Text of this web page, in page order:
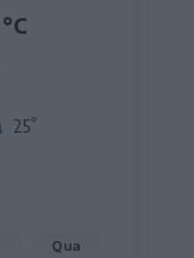
°C
25°
Qua